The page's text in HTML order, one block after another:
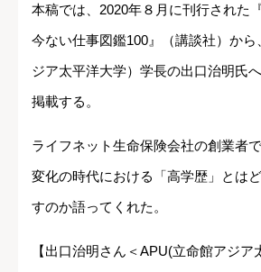
本稿では、2020年８月に刊行された
今ない仕事図鑑100』（講談社）か
ジア太平洋大学）学長の出口治明氏
掲載する。
ライフネット生命保険会社の創業者
変化の時代における「高学歴」とは
すのか語ってくれた。
【出口治明さん＜APU(立命館アジア